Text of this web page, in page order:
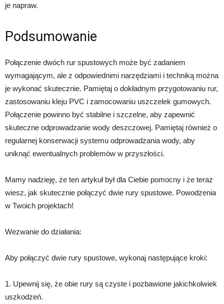
je napraw.
Podsumowanie
Połączenie dwóch rur spustowych może być zadaniem
wymagającym, ale z odpowiednimi narzędziami i techniką można
je wykonać skutecznie. Pamiętaj o dokładnym przygotowaniu rur,
zastosowaniu kleju PVC i zamocowaniu uszczelek gumowych.
Połączenie powinno być stabilne i szczelne, aby zapewnić
skuteczne odprowadzanie wody deszczowej. Pamiętaj również o
regularnej konserwacji systemu odprowadzania wody, aby
uniknąć ewentualnych problemów w przyszłości.
Mamy nadzieję, że ten artykuł był dla Ciebie pomocny i że teraz
wiesz, jak skutecznie połączyć dwie rury spustowe. Powodzenia
w Twoich projektach!
Wezwanie do działania:
Aby połączyć dwie rury spustowe, wykonaj następujące kroki:
1. Upewnij się, że obie rury są czyste i pozbawione jakichkolwiek
uszkodzeń.